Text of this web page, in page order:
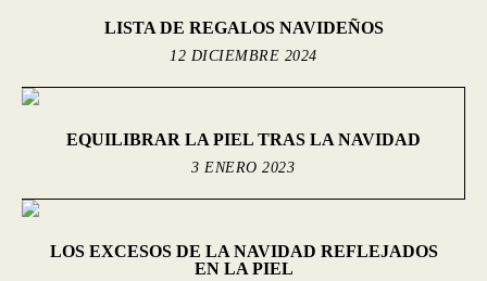
LISTA DE REGALOS NAVIDEÑOS
12 DICIEMBRE 2024
EQUILIBRAR LA PIEL TRAS LA NAVIDAD
3 ENERO 2023
LOS EXCESOS DE LA NAVIDAD REFLEJADOS
EN LA PIEL